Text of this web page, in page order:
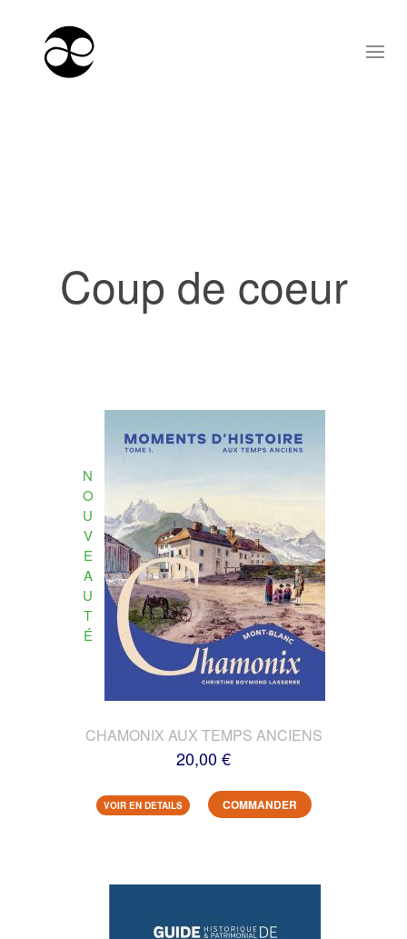
Coup de coeur
N
O
U
V
E
A
U
T
É
CHAMONIX AUX TEMPS ANCIENS
20,00 €
VOIR EN DETAILS COMMANDER